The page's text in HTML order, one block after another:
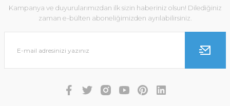
Kampanya ve duyurularımızdan ilk sizin haberiniz olsun! Dilediğiniz
zaman e-bülten aboneliğimizden ayrılabilirsiniz.